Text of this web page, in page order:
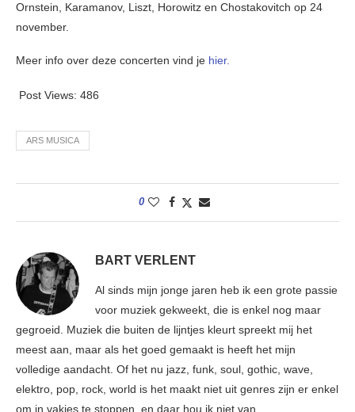
Ornstein, Karamanov, Liszt, Horowitz en Chostakovitch op 24
november.
Meer info over deze concerten vind je hier.
Post Views: 486
ARS MUSICA
0
BART VERLENT
Al sinds mijn jonge jaren heb ik een grote passie
voor muziek gekweekt, die is enkel nog maar
gegroeid. Muziek die buiten de lijntjes kleurt spreekt mij het
meest aan, maar als het goed gemaakt is heeft het mijn
volledige aandacht. Of het nu jazz, funk, soul, gothic, wave,
elektro, pop, rock, world is het maakt niet uit genres zijn er enkel
om in vakjes te stoppen, en daar hou ik niet van.